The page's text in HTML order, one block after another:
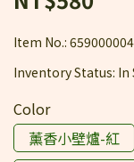
Item No.:
Inventory Status: In
Color
薰香小壁爐-紅